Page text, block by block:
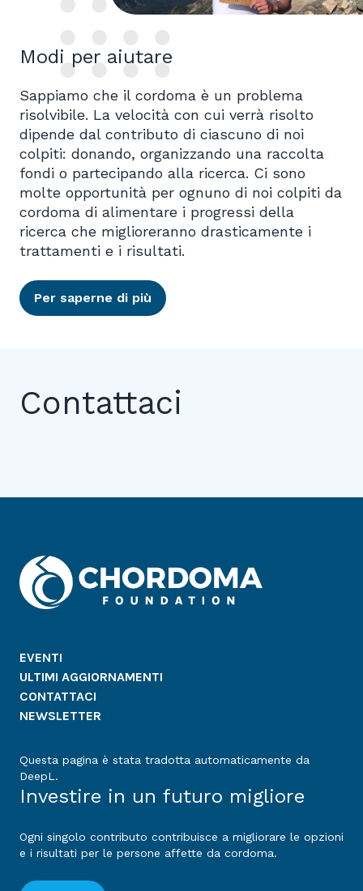
Modi per aiutare
Sappiamo che il cordoma è un problema
risolvibile. La velocità con cui verrà risolto
dipende dal contributo di ciascuno di noi
colpiti: donando, organizzando una raccolta
fondi o partecipando alla ricerca. Ci sono
molte opportunità per ognuno di noi colpiti da
cordoma di alimentare i progressi della
ricerca che miglioreranno drasticamente i
trattamenti e i risultati.
Per saperne di più
Contattaci
EVENTI
ULTIMI AGGIORNAMENTI
CONTATTACI
NEWSLETTER
Questa pagina è stata tradotta automaticamente da
DeepL.
Investire in un futuro migliore
Ogni singolo contributo contribuisce a migliorare le opzioni
e i risultati per le persone affette da cordoma.